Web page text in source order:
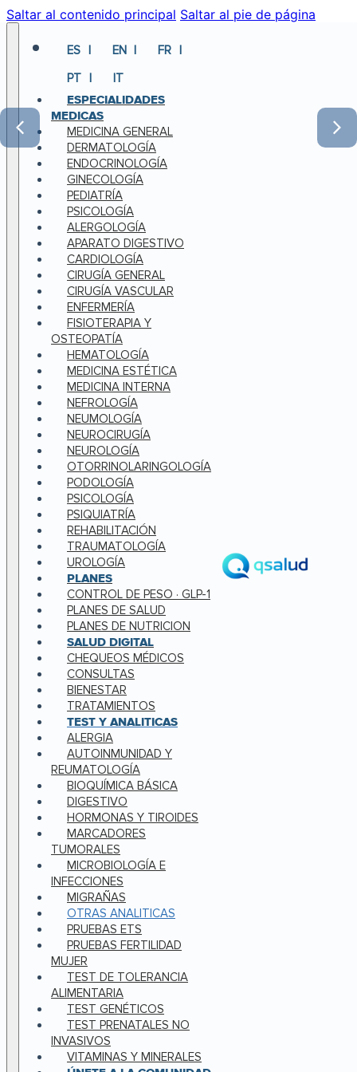
Saltar al contenido principal Saltar al pie de página
ES EN
FR
PT
IT
ESPECIALIDADES
MEDICAS
MEDICINA GENERAL
DERMATOLOGÍA
ENDOCRINOLOGÍA
GINECOLOGÍA
PEDIATRÍA
PSICOLOGÍA
ALERGOLOGÍA
APARATO DIGESTIVO
CARDIOLOGÍA
CIRUGÍA GENERAL
CIRUGÍA VASCULAR
ENFERMERÍA
FISIOTERAPIA Y
OSTEOPATÍA
HEMATOLOGÍA
MEDICINA ESTÉTICA
MEDICINA INTERNA
NEFROLOGÍA
NEUMOLOGÍA
NEUROCIRUGÍA
NEUROLOGÍA
OTORRINOLARINGOLOGÍA
PODOLOGÍA
PSICOLOGÍA
PSIQUIATRÍA
REHABILITACIÓN
TRAUMATOLOGÍA
UROLOGÍA
PLANES
CONTROL DE PESO · GLP-1
PLANES DE SALUD
PLANES DE NUTRICION
SALUD DIGITAL
CHEQUEOS MÉDICOS
CONSULTAS
BIENESTAR
TRATAMIENTOS
TEST Y ANALITICAS
ALERGIA
AUTOINMUNIDAD Y
REUMATOLOGÍA
BIOQUÍMICA BÁSICA
DIGESTIVO
HORMONAS Y TIROIDES
MARCADORES
TUMORALES
MICROBIOLOGÍA E
INFECCIONES
MIGRAÑAS
OTRAS ANALITICAS
PRUEBAS ETS
PRUEBAS FERTILIDAD
MUJER
TEST DE TOLERANCIA
ALIMENTARIA
TEST GENÉTICOS
TEST PRENATALES NO
INVASIVOS
VITAMINAS Y MINERALES